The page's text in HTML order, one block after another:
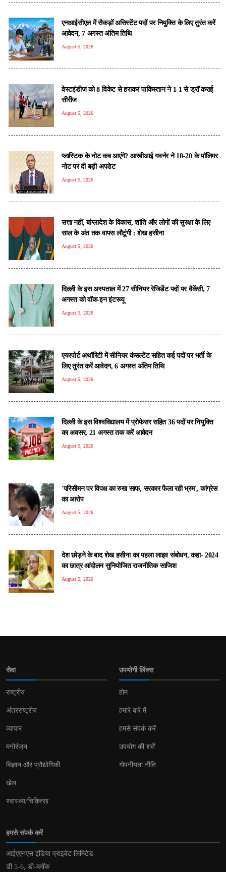
एनआईसीएल में सैकड़ों असिस्टेंट पदों पर नियुक्ति के लिए तुरंत करें
आवेदन, 7 अगस्त अंतिम तिथि
August 5, 2026
वेस्टइंडीज को 8 विकेट से हराकर पाकिस्तान ने 1-1 से ड्रॉ कराई
सीरीज
August 5, 2026
प्लास्टिक के नोट कब आएंगे? आरबीआई गवर्नर ने 10-20 के पॉलिमर
नोट पर दी बड़ी अपडेट
August 5, 2026
सत्ता नहीं, बांग्लादेश के व‍िकास, शांत‍ि और लोगों की सुरक्षा के ल‍िए
साल के अंत तक वापस लौटूंगी : शेख हसीना
August 5, 2026
दिल्ली के इस अस्पताल में 27 सीनियर रेजिडेंट पदों पर वैकेंसी, 7
अगस्त को वॉक-इन इंटरव्यू
August 5, 2026
एयरपोर्ट अथॉरिटी में सीनियर कंसल्टेंट सहित कई पदों पर भर्ती के
लिए तुरंत करें आवेदन, 6 अगस्त अंतिम तिथि
August 5, 2026
दिल्ली के इस विश्वविद्यालय में प्रोफेसर सहित 36 पदों पर नियुक्ति
का अवसर, 21 अगस्त तक करें आवेदन
August 5, 2026
'परिसीमन पर विपक्ष का रुख साफ, सरकार फैला रही भ्रम', कांग्रेस
का आरोप
August 5, 2026
देश छोड़ने के बाद शेख हसीना का पहला लाइव संबोधन, कहा- 2024
का छात्र आंदोलन सुन‍ियोज‍ित राजनीत‍िक साज‍िश
August 5, 2026
सेवा
राष्ट्रीय
अंतरराष्ट्रीय
व्यापार
मनोरंजन
विज्ञान और प्रौद्योगिकी
खेल
स्वास्थ्य/चिकित्सा
उपयोगी लिंक्स
होम
हमारे बारे में
हमसे संपर्क करें
उपयोग की शर्तें
गोपनीयता नीति
हमसे संपर्क करें
आईएएनएस इंडिया प्राइवेट लिमिटेड
डी 5-6, डी-ब्लॉक